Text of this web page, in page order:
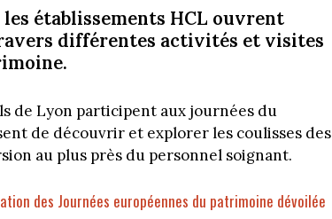
établissements HCL ouvrent
différentes activités et visites
de Lyon participent aux journées du
de découvrir et explorer les coulisses des
au plus près du personnel soignant.
des Journées européennes du patrimoine dévoilée